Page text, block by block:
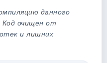
данного
Код очищен от
и лишних